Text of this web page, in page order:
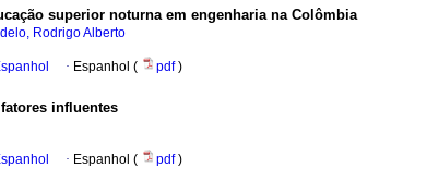
superior noturna em engenharia na Colômbia
Rodrigo Alberto
· Espanhol ( pdf)
influentes
· Espanhol ( pdf)